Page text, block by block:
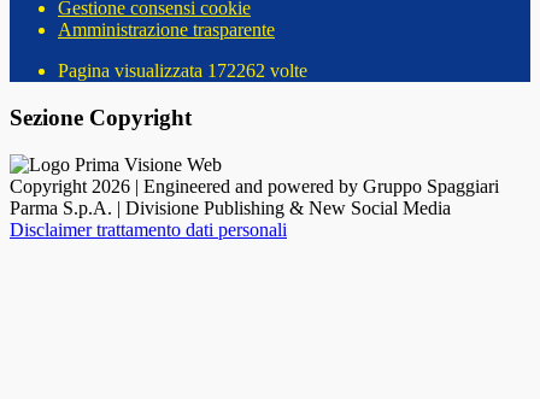
Gestione consensi cookie
Amministrazione trasparente
Pagina visualizzata 172262 volte
Sezione Copyright
Copyright 2026 | Engineered and powered by Gruppo Spaggiari
Parma S.p.A. | Divisione Publishing & New Social Media
Disclaimer trattamento dati personali